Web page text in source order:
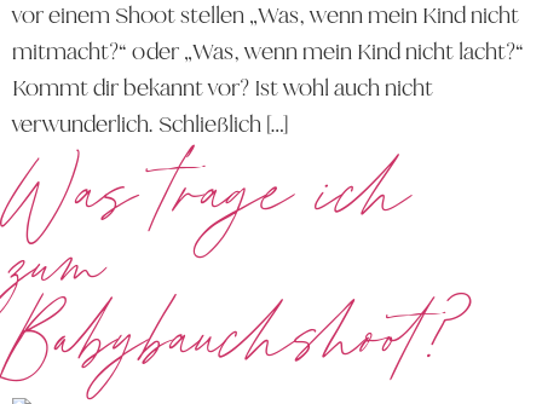
vor einem Shoot stellen „Was, wenn mein Kind nicht
mitmacht?“ oder „Was, wenn mein Kind nicht lacht?“
Kommt dir bekannt vor? Ist wohl auch nicht
verwunderlich. Schließlich […]
Was trage ich
zum
Babybauchshoot?